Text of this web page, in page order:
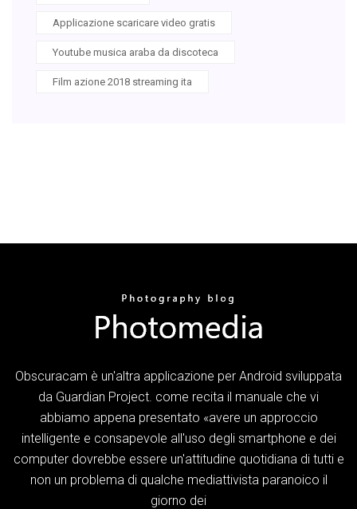
Applicazione scaricare video gratis
Youtube musica araba da discoteca
Film azione 2018 streaming ita
Obscuracam è un'altra applicazione per Android sviluppata
da Guardian Project. come recita il manuale che vi
abbiamo appena presentato «avere un approccio
intelligente e consapevole all'uso degli smartphone e dei
computer dovrebbe essere un'attitudine quotidiana di tutti e
non un problema di qualche mediattivista paranoico il
giorno dei